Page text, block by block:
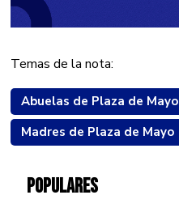
Temas de la nota:
Abuelas de Plaza de Mayo
Madres de Plaza de Mayo
POPULARES